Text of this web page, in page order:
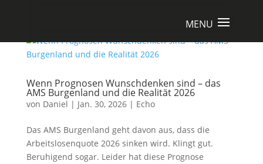
Wenn Prognosen Wunschdenken sind – das
AMS Burgenland und die Realität 2026
von Daniel | Jan. 30, 2026| Echo
Das AMS Burgenland geht davon aus, dass die
Arbeitslosenquote 2026 sinken wird. Klingt gut.
Beruhigend sogar. Leider hat diese Prognose